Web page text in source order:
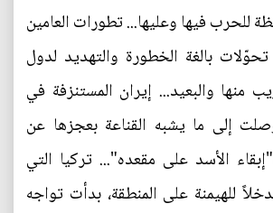
للحرب فيها وعليها... تطورات العامين
بالغة الخطورة والتهديد لدول
منها والبعيد... إيران المستنزفة في
إلى ما يشبه القناعة بعجزها عن
الأسد على مقعده"... تركيا التي
للهيمنة على المنطقة، بدأت تواجه